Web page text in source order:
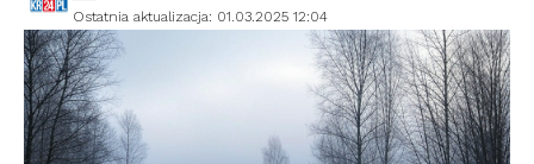
Ostatnia aktualizacja: 01.03.2025 12:04